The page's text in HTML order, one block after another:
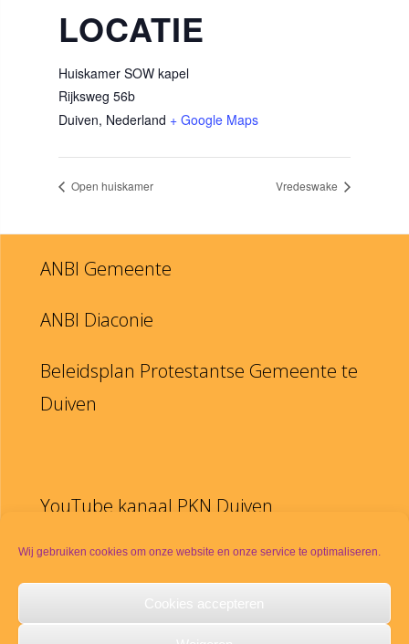
Wij gebruiken cookies om onze website en onze service te optimaliseren.
Cookies accepteren
LOCATIE
Huiskamer SOW kapel
Rijksweg 56b
Duiven, Nederland + Google Maps
Open huiskamer Vredeswake
ANBI Gemeente
ANBI Diaconie
Beleidsplan Protestantse Gemeente te
Duiven
YouTube kanaal PKN Duiven
Disclaimer